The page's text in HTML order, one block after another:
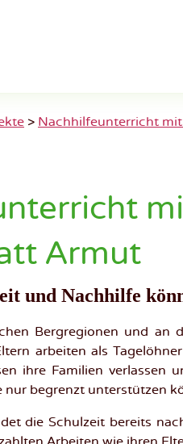
> Nachhilfeunterricht
Armut
und Nachhilfe
Bergregionen und an
arbeiten als
ihre Familien
nur begrenzt unterstützen
die Schulzeit bereits